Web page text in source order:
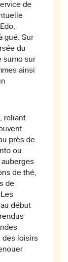
de
gué. Sur
du
sumo sur
ainsi
reliant
près de
ou
de thé,
de
début
des loisirs